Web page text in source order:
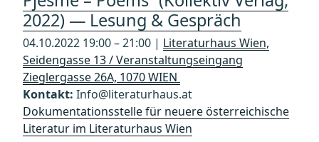
2022) — Lesung & Gespräch
04.10.2022 19:00 – 21:00 | Literaturhaus Wien,
Seidengasse 13 / Veranstaltungseingang
Zieglergasse 26A, 1070 WIEN
Kontakt: Info@literaturhaus.at
Dokumentationsstelle für neuere österreichische
Literatur im Literaturhaus Wien